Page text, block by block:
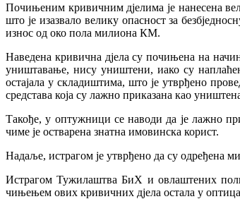
Почињеним кривичним дјелима је нанесена
што је изазвало велику опасност за
износ од око пола милиона КМ.
Наведена кривична дјела су почињена на
уништавање, нису уништени, иако су
остајала у складиштима, што је утврђено
средстава која су лажно приказана као
Такође, у оптужници се наводи да је лажно
чиме је остварена знатна имовинска корист.
Надаље, истрагом је утврђено да су одређена
Истрагом Тужилаштва БиХ и овлаштених
чињењем ових кривичних дјела остала у